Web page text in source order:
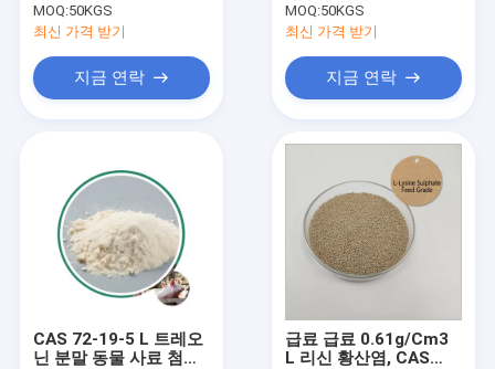
MOQ:50KGS
최신 가격 받기
지금 연락
MOQ:50KGS
최신 가격 받기
지금 연락
CAS 72-19-5 L 트레오
닌 분말 동물 사료 첨가
급료 급료 0.61g/Cm3
L 리신 황산염, CAS